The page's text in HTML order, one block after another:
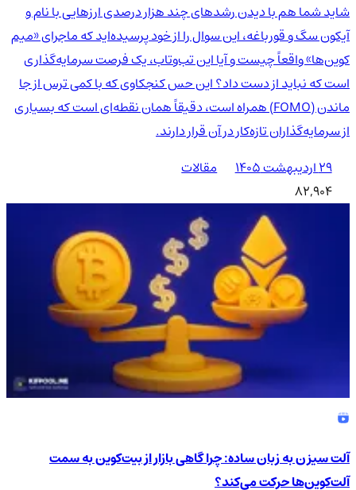
شاید شما هم با دیدن رشدهای چند هزار درصدی ارزهایی با نام و
آیکون سگ و قورباغه، این سوال را از خود پرسیده‌اید که ماجرای «میم
کوین‌ها» واقعاً چیست و آیا این تب‌وتاب، یک فرصت سرمایه‌گذاری
است که نباید از دست داد؟ این حس کنجکاوی که با کمی ترس از جا
ماندن (FOMO) همراه است، دقیقاً همان نقطه‌ای است که بسیاری
از سرمایه‌گذاران تازه‌کار در آن قرار دارند.
۲۹ اردیبهشت ۱۴۰۵
مقالات
82,904
آلت سیزن به زبان ساده: چرا گاهی بازار از بیت‌کوین به سمت
آلت‌کوین‌ها حرکت می‌کند؟